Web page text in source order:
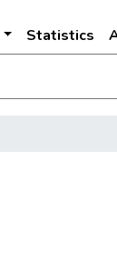
Statistics